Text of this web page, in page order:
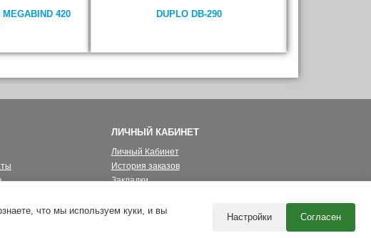
420
DUPLO DB-290
ЛИЧНЫЙ КАБИНЕТ
Личный Кабинет
История заказов
Закладки
что мы используем куки, и вы
Настройки Согласен